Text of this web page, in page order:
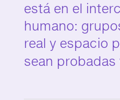
está en el
humano:
real y espacio
sean probadas